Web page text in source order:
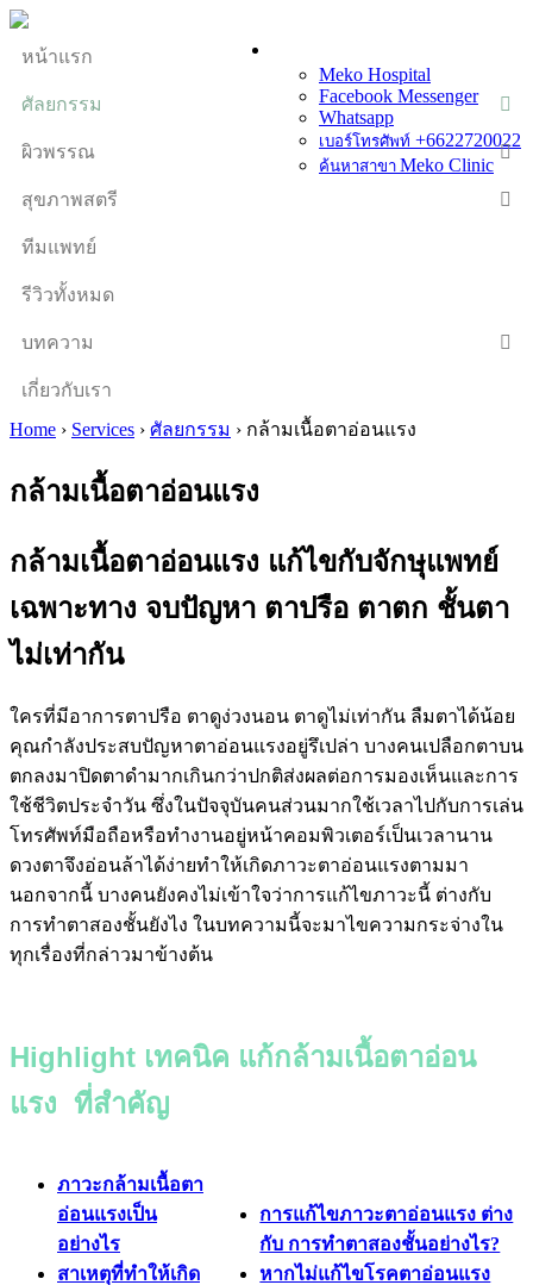
Meko Hospital
Facebook Messenger
Whatsapp
เบอร์โทรศัพท์ +6622720022
ค้นหาสาขา Meko Clinic
หน้าแรก
ศัลยกรรม
ผิวพรรณ
สุขภาพสตรี
ทีมแพทย์
รีวิวทั้งหมด
บทความ
เกี่ยวกับเรา
Home › Services › ศัลยกรรม › กล้ามเนื้อตาอ่อนแรง
กล้ามเนื้อตาอ่อนแรง
กล้ามเนื้อตาอ่อนแรง แก้ไขกับจักษุแพทย์
เฉพาะทาง จบปัญหา ตาปรือ ตาตก ชั้นตา
ไม่เท่ากัน
ใครที่มีอาการตาปรือ ตาดูง่วงนอน ตาดูไม่เท่ากัน ลืมตาได้น้อย
คุณกำลังประสบปัญหาตาอ่อนแรงอยู่รึเปล่า บางคนเปลือกตาบน
ตกลงมาปิดตาดำมากเกินกว่าปกติส่งผลต่อการมองเห็นและการ
ใช้ชีวิตประจำวัน ซึ่งในปัจจุบันคนส่วนมากใช้เวลาไปกับการเล่น
โทรศัพท์มือถือหรือทำงานอยู่หน้าคอมพิวเตอร์เป็นเวลานาน
ดวงตาจึงอ่อนล้าได้ง่ายทำให้เกิดภาวะตาอ่อนแรงตามมา
นอกจากนี้ บางคนยังคงไม่เข้าใจว่าการแก้ไขภาวะนี้ ต่างกับ
การทำตาสองชั้นยังไง ในบทความนี้จะมาไขความกระจ่างใน
ทุกเรื่องที่กล่าวมาข้างต้น
Highlight เทคนิค แก้กล้ามเนื้อตาอ่อน
แรง ที่สำคัญ
ภาวะกล้ามเนื้อตา
อ่อนแรงเป็น
อย่างไร
สาเหตุที่ทำให้เกิด
การแก้ไขภาวะตาอ่อนแรง ต่าง
กับ การทำตาสองชั้นอย่างไร?
หากไม่แก้ไขโรคตาอ่อนแรง